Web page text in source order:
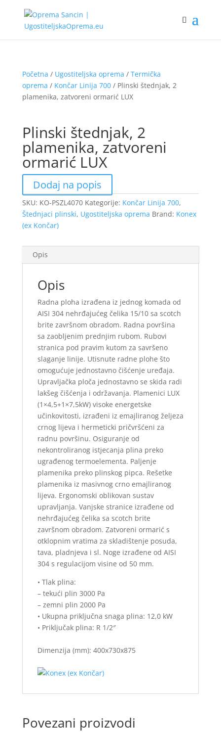
Početna / Ugostiteljska oprema / Termička
oprema / Končar Linija 700/ Plinski štednjak, 2
plamenika, zatvoreni ormarić LUX
Plinski štednjak, 2
plamenika, zatvoreni
ormarić LUX
Dodaj na popis
SKU: KO-PSZL4070 Kategorije: Končar Linija 700,
Štednjaci plinski, Ugostiteljska oprema Brand: Konex
(ex Končar)
Opis
Opis
Radna ploha izrađena iz jednog komada od
AISI 304 nehrđajućeg čelika 15/10 sa scotch
brite završnom obradom. Radna površina
sa zaobljenim prednjim rubom. Rubovi
stranica pod pravim kutom za savršeno
slaganje linije. Utisnute radne plohe što
omogućuje jednostavno čišćenje uređaja.
Upravljačka ploča jednostavno se skida radi
lakšeg čišćenja i održavanja. Plamenici LUX
(1×4,5+1×7,5kW) visoke energetske
učinkovitosti, izrađeni iz emajliranog željeza
crnog lijeva i hermeticki pričvršćeni za
radnu površinu. Osiguranje od
nekontroliranog istjecanja plina preko
ugrađenog termoelementa. Paljenje
plamenika preko plinskog pipca. Rešetke
plamenika iz masivnog crno emajliranog
lijeva. Ergonomski oblikovan sustav
upravljanja. Vanjske stranice izrađene od
nehrđajućeg čelika sa scotch brite
završnom obradom. Zatvoreni ormarić s
otklopnim vratima za skladištenje posuda,
tava, pladnjeva i sl. Noge izrađene od AISI
304 s regulacijom visine od 50 mm.
• Tlak plina:
– tekući plin 3000 Pa
– zemni plin 2000 Pa
• Ukupna priključna snaga plina: 12,0 kW
• Priključak plina: R 1/2″
Dimenzija (mm): 400x730x875
Povezani proizvodi